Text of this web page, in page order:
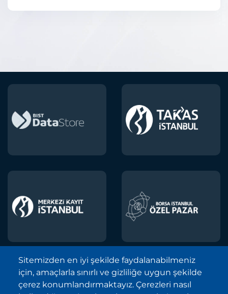
Borsa İstanbul A.Ş. © 2013-2025
Tüm Hakları Saklıdır.
Sitemizden en iyi şekilde faydalanabilmeniz
için, amaçlarla sınırlı ve gizliliğe uygun şekilde
çerez konumlandırmaktayız. Çerezleri nasıl